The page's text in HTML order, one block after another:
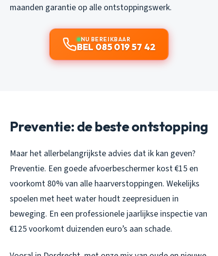
maanden garantie op alle ontstoppingswerk.
NU BEREIKBAAR
BEL 085 019 57 42
Preventie: de beste ontstopping
Maar het allerbelangrijkste advies dat ik kan geven?
Preventie. Een goede afvoerbeschermer kost €15 en
voorkomt 80% van alle haarverstoppingen. Wekelijks
spoelen met heet water houdt zeepresiduen in
beweging. En een professionele jaarlijkse inspectie van
€125 voorkomt duizenden euro’s aan schade.